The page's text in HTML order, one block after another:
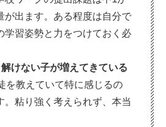
が出ます。ある程度は自分で
学習姿勢と力をつけておく必
けない子が増えてきている
を教えていて特に感じるの
。粘り強く考えられず、本当